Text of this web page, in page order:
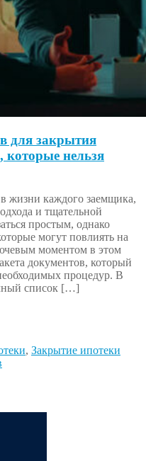
для закрытия
нельзя
жизни каждого заемщика,
и тщательной
простым, однако
могут повлиять на
моментом в этом
документов, который
процедур. В
список […]
, Закрытие ипотеки